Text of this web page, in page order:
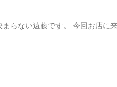
らない遠藤です。 今回お店に